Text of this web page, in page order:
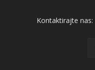
Kontaktirajte nas: